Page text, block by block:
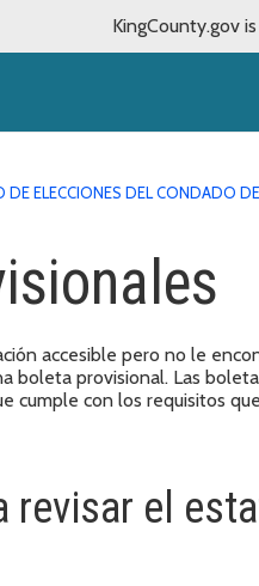
KingCounty.gov
DE ELECCIONES DEL CONDADO
accesible pero no le
boleta provisional. Las
cumple con los requisitos
revisar el